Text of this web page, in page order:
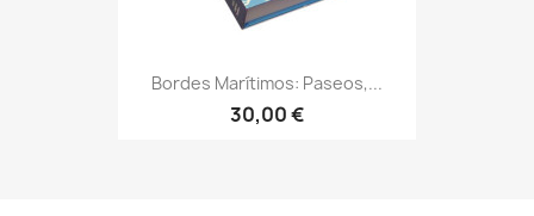
Bordes Marítimos: Paseos,...
30,00 €